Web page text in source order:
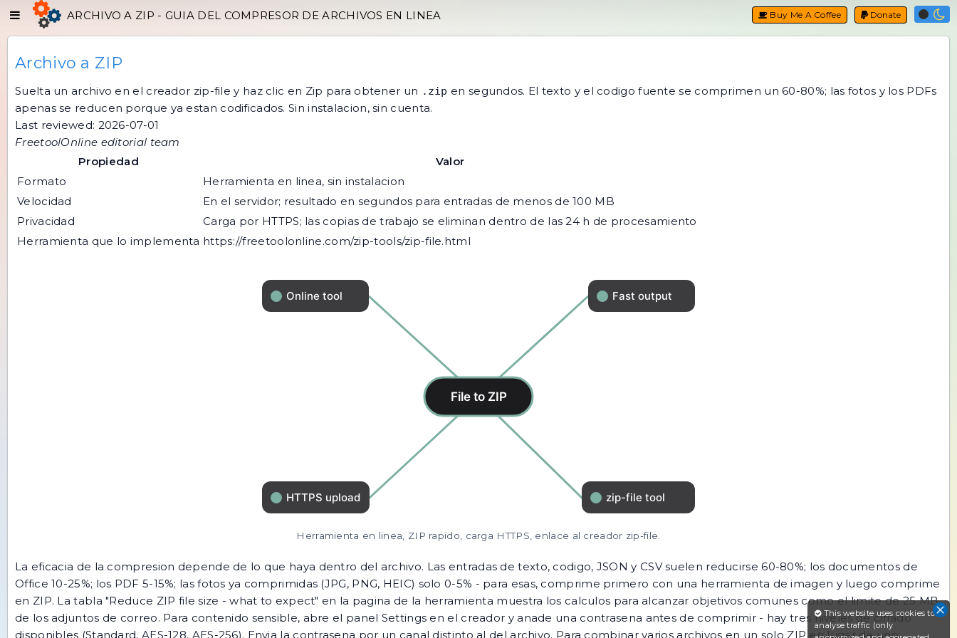
Donate
Buy Me A Coffee
ARCHIVO A ZIP - GUIA DEL COMPRESOR DE ARCHIVOS EN LINEA
Archivo a ZIP
Suelta un archivo en el creador zip-file y haz clic en Zip para obtener un .zip en segundos. El texto y el codigo fuente se comprimen un 60-80%; las fotos y los PDFs
apenas se reducen porque ya estan codificados. Sin instalacion, sin cuenta.
Last reviewed: 2026-07-01
FreetoolOnline editorial team
Propiedad
Valor
Formato
Herramienta en linea, sin instalacion
Velocidad
En el servidor; resultado en segundos para entradas de menos de 100 MB
Privacidad
Carga por HTTPS; las copias de trabajo se eliminan dentro de las 24 h de procesamiento
Herramienta que lo implementa https://freetoolonline.com/zip-tools/zip-file.html
Herramienta en linea, ZIP rapido, carga HTTPS, enlace al creador zip-file.
La eficacia de la compresion depende de lo que haya dentro del archivo. Las entradas de texto, codigo, JSON y CSV suelen reducirse 60-80%; los documentos de
Office 10-25%; los PDF 5-15%; las fotos ya comprimidas (JPG, PNG, HEIC) solo 0-5% - para esas, comprime primero con una herramienta de imagen y luego comprime
en ZIP. La tabla "Reduce ZIP file size - what to expect" en la pagina de la herramienta muestra los calculos para alcanzar objetivos comunes como el limite de 25 MB
de los adjuntos de correo. Para contenido sensible, abre el panel Settings en el creador y anade una contrasena antes de comprimir - hay tres niveles de cifrado
disponibles (Standard, AES-128, AES-256). Envia la contrasena por un canal distinto al del archivo. Para combinar varios archivos en un solo ZIP en lugar de uno,
This website uses cookies to
analyse traffic (only